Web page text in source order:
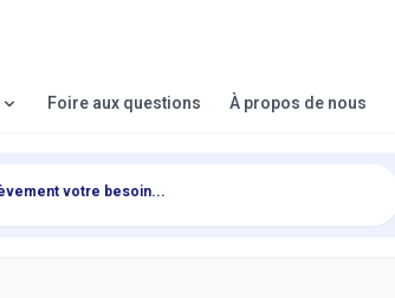
Foire aux questions À propos de nous